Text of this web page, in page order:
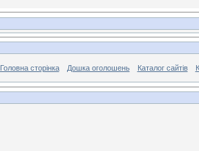
Головна сторінка Дошка оголошень Каталог сайтів